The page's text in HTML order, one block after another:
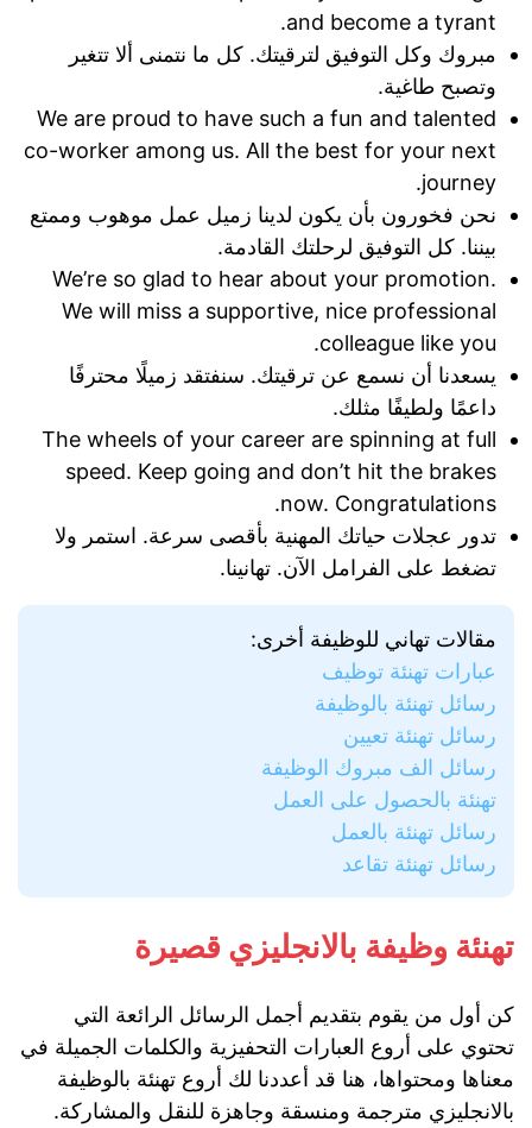
and become a tyrant.
مبروك وكل التوفيق لترقيتك. كل ما نتمنى ألا تتغير
وتصبح طاغية.
We are proud to have such a fun and talented
co-worker among us. All the best for your next
journey.
نحن فخورون بأن يكون لدينا زميل عمل موهوب وممتع
بيننا. كل التوفيق لرحلتك القادمة.
We’re so glad to hear about your promotion.
We will miss a supportive, nice professional
colleague like you.
يسعدنا أن نسمع عن ترقيتك. سنفتقد زميلًا محترفًا
داعمًا ولطيفًا مثلك.
The wheels of your career are spinning at full
speed. Keep going and don’t hit the brakes
now. Congratulations.
تدور عجلات حياتك المهنية بأقصى سرعة. استمر ولا
تضغط على الفرامل الآن. تهانينا.
مقالات تهاني للوظيفة أخرى:
عبارات تهنئة توظيف
رسائل تهنئة بالوظيفة
رسائل تهنئة تعيين
رسائل الف مبروك الوظيفة
تهنئة بالحصول على العمل
رسائل تهنئة بالعمل
رسائل تهنئة تقاعد
تهنئة وظيفة بالانجليزي قصيرة
كن أول من يقوم بتقديم أجمل الرسائل الرائعة التي
تحتوي على أروع العبارات التحفيزية والكلمات الجميلة في
معناها ومحتواها، هنا قد أعددنا لك أروع تهنئة بالوظيفة
بالانجليزي مترجمة ومنسقة وجاهزة للنقل والمشاركة.